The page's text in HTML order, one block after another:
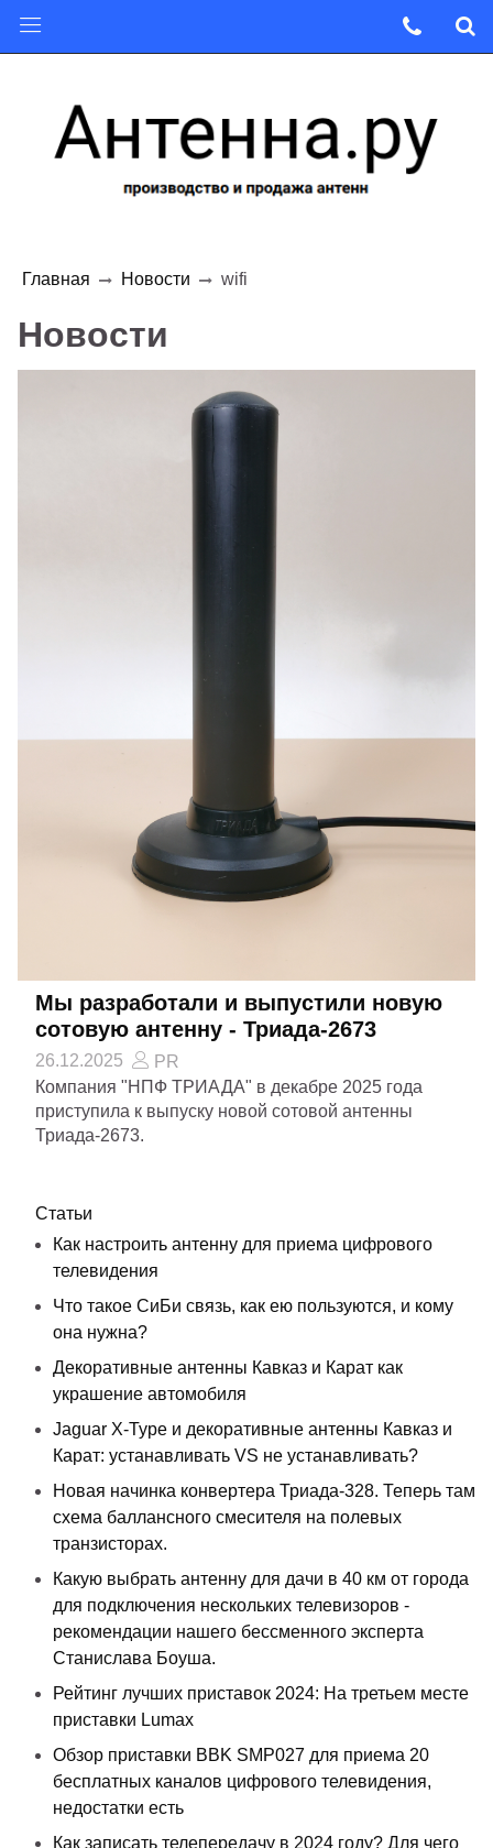
Главная Новости wifi
Новости
Мы разработали и выпустили новую
сотовую антенну - Триада-2673
26.12.2025
PR
Компания "НПФ ТРИАДА" в декабре 2025 года
приступила к выпуску новой сотовой антенны
Триада-2673.
Статьи
Как настроить антенну для приема цифрового
телевидения
Что такое СиБи связь, как ею пользуются, и кому
она нужна?
Декоративные антенны Кавказ и Карат как
украшение автомобиля
Jaguar X-Type и декоративные антенны Кавказ и
Карат: устанавливать VS не устанавливать?
Новая начинка конвертера Триада-328. Теперь там
схема баллансного смесителя на полевых
транзисторах.
Какую выбрать антенну для дачи в 40 км от города
для подключения нескольких телевизоров -
рекомендации нашего бессменного эксперта
Станислава Боуша.
Рейтинг лучших приставок 2024: На третьем месте
приставки Lumax
Обзор приставки BBK SMP027 для приема 20
бесплатных каналов цифрового телевидения,
недостатки есть
Как записать телепередачу в 2024 году? Для чего